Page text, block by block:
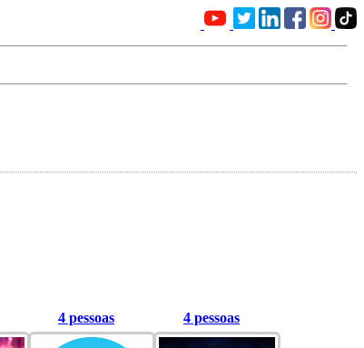
4 pessoas 4 pessoas